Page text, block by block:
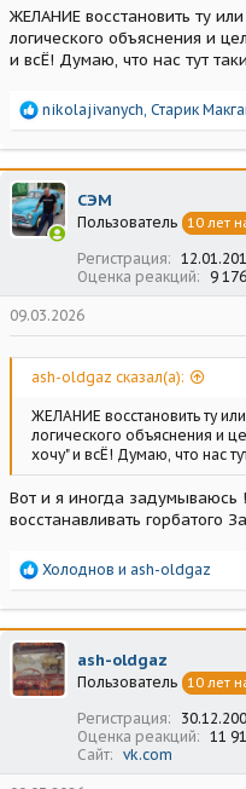
ЖЕЛАНИЕ восстановить ту
логического объяснения и
и всЁ! Думаю, что нас тут
Р
а
к
ц
и
и
nikolajivanych Старик
СЭМ
Пользователь 10 лет
Регистрация
Оценка реакций
9 176
09.03.2026
ash-oldgaz сказал(а):
ЖЕЛАНИЕ восстановить ту
логического объяснения и
хочу" и всЁ! Думаю, что нас
Вот и я иногда задумываюсь
восстанавливать горбатого
Р
а
к
ц
и
и
Холоднов и ash-oldgaz
ash-oldgaz
Пользователь 10 лет
Регистрация
Оценка реакций
11
Сайт
vk.com